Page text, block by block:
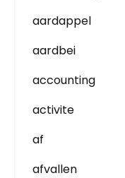
aardappel
aardbei
accounting
activite
af
afvallen